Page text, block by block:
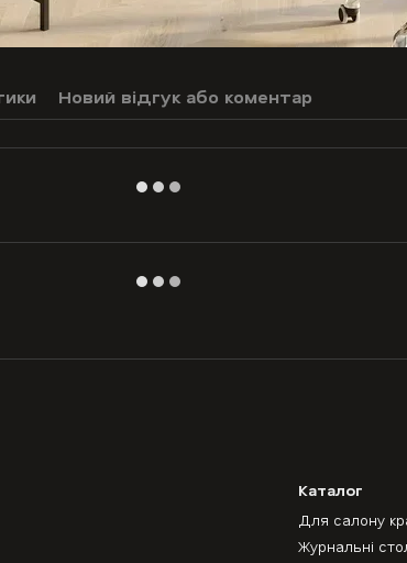
Новий відгук або коментар
Каталог
Для салону
Журнальні